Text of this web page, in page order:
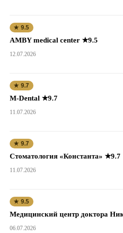
★ 9.5
AMBY medical center ★9.5
12.07.2026
★ 9.7
M-Dental ★9.7
11.07.2026
★ 9.7
Стоматология «Константа» ★9.7
11.07.2026
★ 9.5
Медицинский центр доктора
06.07.2026